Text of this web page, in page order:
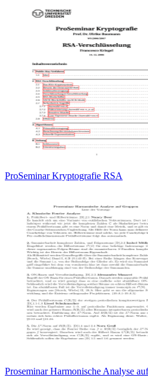
ProSeminar Kryptografie RSA
Proseminar Harmonische Analyse